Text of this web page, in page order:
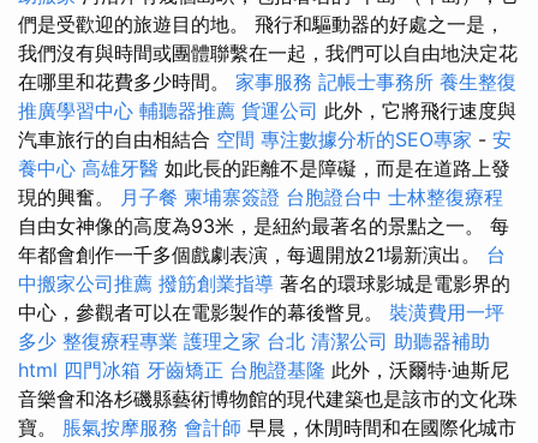
們是受歡迎的旅遊目的地。 飛行和驅動器的好處之一是，
我們沒有與時間或團體聯繫在一起，我們可以自由地決定花
在哪里和花費多少時間。 家事服務 記帳士事務所 養生整復
推廣學習中心 輔聽器推薦 貨運公司 此外，它將飛行速度與
汽車旅行的自由相結合 空間 專注數據分析的SEO專家 - 安
養中心 高雄牙醫 如此長的距離不是障礙，而是在道路上發
現的興奮。 月子餐 柬埔寨簽證 台胞證台中 士林整復療程
自由女神像的高度為93米，是紐約最著名的景點之一。 每
年都會創作一千多個戲劇表演，每週開放21場新演出。 台
中搬家公司推薦 撥筋創業指導 著名的環球影城是電影界的
中心，參觀者可以在電影製作的幕後瞥見。 裝潢費用一坪
多少 整復療程專業 護理之家 台北 清潔公司 助聽器補助
html 四門冰箱 牙齒矯正 台胞證基隆 此外，沃爾特·迪斯尼
音樂會和洛杉磯縣藝術博物館的現代建築也是該市的文化珠
寶。 脹氣按摩服務 會計師 早晨，休閒時間和在國際化城市